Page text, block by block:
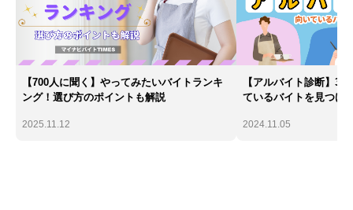
【700人に聞く】やってみたいバイトランキ
ング！選び方のポイントも解説
2025.11.12
【アルバイト診断】
ているバイトを見つけ
2024.11.05